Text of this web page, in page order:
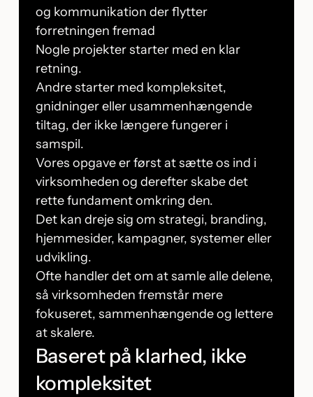
og kommunikation der flytter
forretningen fremad
Nogle projekter starter med en klar
retning.
Andre starter med kompleksitet,
gnidninger eller usammenhængende
tiltag, der ikke længere fungerer i
samspil.
Vores opgave er først at sætte os ind i
virksomheden og derefter skabe det
rette fundament omkring den.
Det kan dreje sig om strategi, branding,
hjemmesider, kampagner, systemer eller
udvikling.
Ofte handler det om at samle alle delene,
så virksomheden fremstår mere
fokuseret, sammenhængende og lettere
at skalere.
Baseret på klarhed, ikke
kompleksitet